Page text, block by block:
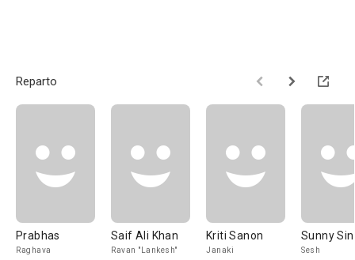
Reparto
Prabhas
Raghava
Saif Ali Khan
Ravan "Lankesh"
Kriti Sanon
Janaki
Sunny
Sesh